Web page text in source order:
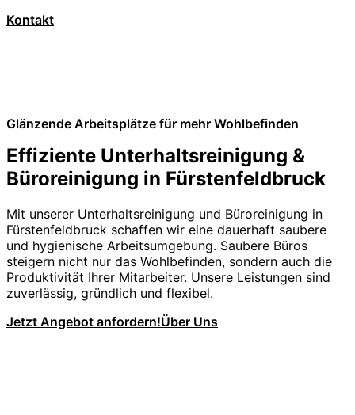
Kontakt
Glänzende Arbeitsplätze für mehr Wohlbefinden
Effiziente Unterhaltsreinigung &
Büroreinigung in Fürstenfeldbruck
Mit unserer Unterhaltsreinigung und Büroreinigung in
Fürstenfeldbruck schaffen wir eine dauerhaft saubere
und hygienische Arbeitsumgebung. Saubere Büros
steigern nicht nur das Wohlbefinden, sondern auch die
Produktivität Ihrer Mitarbeiter. Unsere Leistungen sind
zuverlässig, gründlich und flexibel.
Jetzt Angebot anfordern!Über Uns